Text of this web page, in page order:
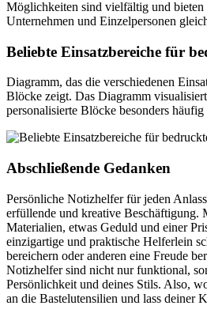
Möglichkeiten sind vielfältig und
Unternehmen und Einzelpersonen
Beliebte Einsatzbereiche für
Diagramm, das die verschiedenen
Blöcke zeigt. Das Diagramm
personalisierte Blöcke besonders
Abschließende Gedanken
Persönliche Notizhelfer für jeden
erfüllende und kreative Beschäftigung.
Materialien, etwas Geduld und einer
einzigartige und praktische Helferlein
bereichern oder anderen eine Freude
Notizhelfer sind nicht nur funktional,
Persönlichkeit und deines Stils. Also,
an die Bastelutensilien und lass deiner